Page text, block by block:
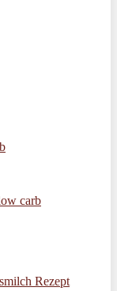
Rezept